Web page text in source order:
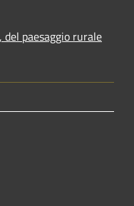
paesaggio rurale